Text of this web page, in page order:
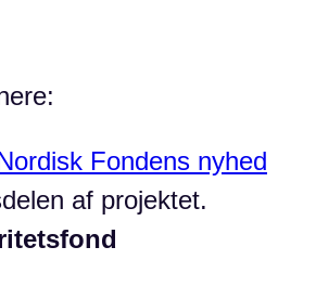
Fondens nyhed
af projektet.